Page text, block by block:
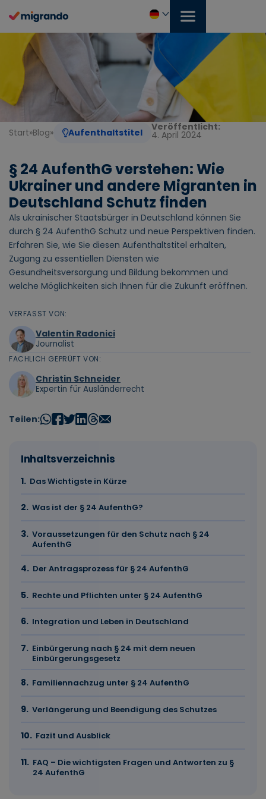
Inhalt
springen
Deutsch
Start»Blog» Aufenthaltstitel Veröffentlicht:
4. April 2024
§ 24 AufenthG verstehen: Wie
Ukrainer und andere Migranten in
Deutschland Schutz finden
Als ukrainischer Staatsbürger in Deutschland können Sie
durch § 24 AufenthG Schutz und neue Perspektiven finden.
Erfahren Sie, wie Sie diesen Aufenthaltstitel erhalten,
Zugang zu essentiellen Diensten wie
Gesundheitsversorgung und Bildung bekommen und
welche Möglichkeiten sich Ihnen für die Zukunft eröffnen.
VERFASST VON:
Valentin Radonici
Journalist
FACHLICH GEPRÜFT VON:
Christin Schneider
Expertin für Ausländerrecht
Teilen:
Inhaltsverzeichnis
Das Wichtigste in Kürze
Was ist der § 24 AufenthG?
Voraussetzungen für den Schutz nach § 24
AufenthG
Der Antragsprozess für § 24 AufenthG
Rechte und Pflichten unter § 24 AufenthG
Integration und Leben in Deutschland
Einbürgerung nach § 24 mit dem neuen
Einbürgerungsgesetz
Familiennachzug unter § 24 AufenthG
Verlängerung und Beendigung des Schutzes
Fazit und Ausblick
FAQ – Die wichtigsten Fragen und Antworten zu §
24 AufenthG